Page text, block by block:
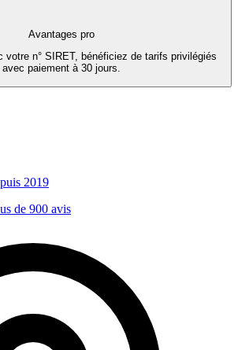
Avantages pro
votre n° SIRET, bénéficiez de tarifs privilégiés
avec paiement à 30 jours.
2019
de 900 avis